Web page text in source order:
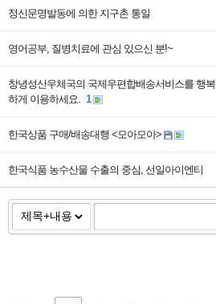
정신문명발동에 의한 지구촌 통일
영어공부, 질병치료에 관심 있으신 분!~
창녕성산우체국의 국제우편합배송서비스를 행복
하게 이용하세요. 1
한국상품 구매/배송대행 <모아모아>
한국식품 농수산물 수출의 중심, 선일아이엔티